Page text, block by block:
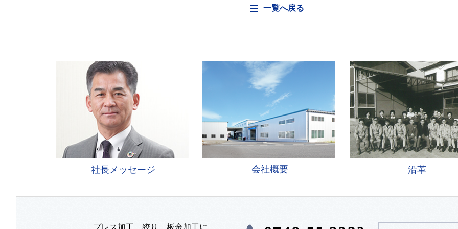
一覧へ戻る
社長メッセージ 会社概要 沿革
プレス加工、絞り、板金加工に